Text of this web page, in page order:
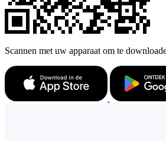
Scannen met uw apparaat om te